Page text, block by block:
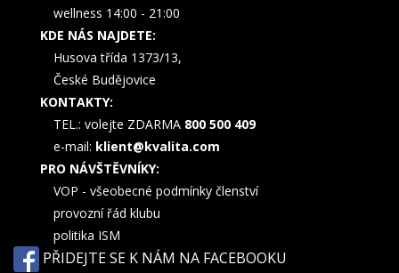
wellness 14:00 - 21:00
KDE NÁS NAJDETE:
Husova třída 1373/13,
České Budějovice
KONTAKTY:
TEL.: volejte ZDARMA 800 500 409
e-mail: klient@kvalita.com
PRO NÁVŠTĚVNÍKY:
VOP - všeobecné podmínky členství
provozní řád klubu
politika ISM
PŘIDEJTE SE K NÁM NA FACEBOOKU